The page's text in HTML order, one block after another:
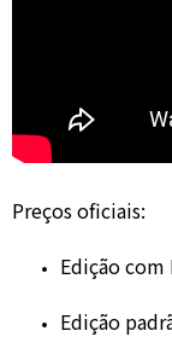
Preços oficiais:
Edição com
Edição